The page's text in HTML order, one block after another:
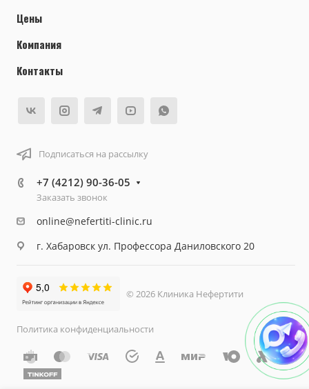
Цены
Компания
Контакты
Подписаться на рассылку
+7 (4212) 90-36-05
Заказать звонок
online@nefertiti-clinic.ru
г. Хабаровск ул. Профессора Даниловского 20
© 2026 Клиника Нефертити
Политика конфиденциальности